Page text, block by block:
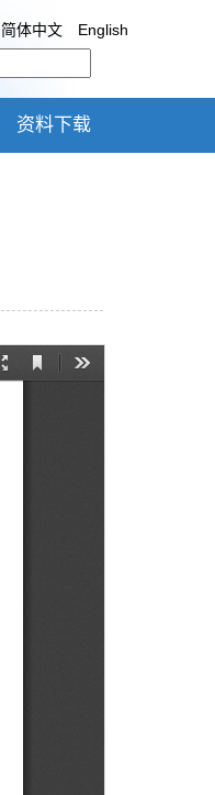
简体中文 English
资料下载